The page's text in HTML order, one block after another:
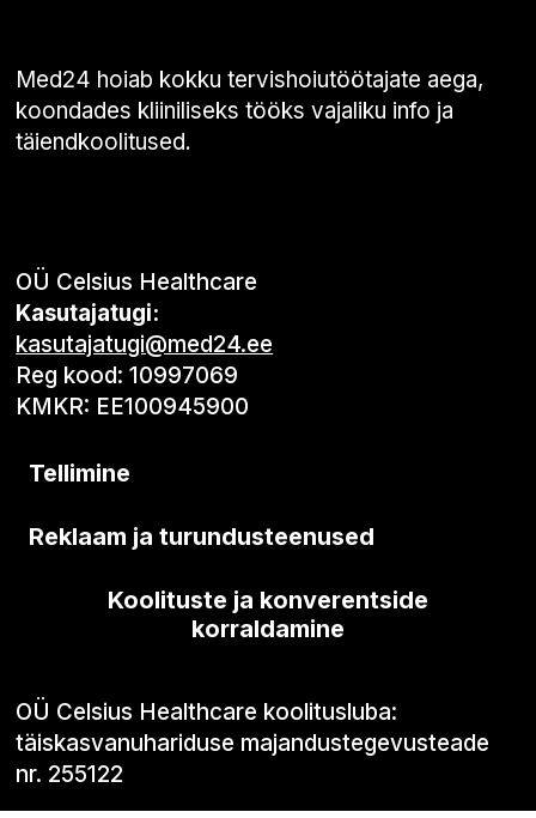
Med24 hoiab kokku tervishoiutöötajate aega,
koondades kliiniliseks tööks vajaliku info ja
täiendkoolitused.
OÜ Celsius Healthcare
Kasutajatugi:
kasutajatugi@med24.ee
Reg kood: 10997069
KMKR: EE100945900
Tellimine
Reklaam ja turundusteenused
Koolituste ja konverentside
korraldamine
OÜ Celsius Healthcare koolitusluba:
täiskasvanuhariduse majandustegevusteade
nr. 255122